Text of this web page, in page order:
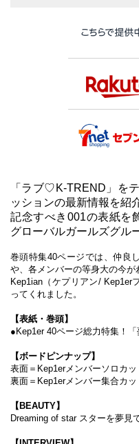
「ラブ♡K-TREND」を
ッションの最新情報を紹
記念すべき001の表紙を
グローバルガールズグル
巻頭特集40ページでは、仲良
や、各メンバーの等身大の今が
Kep1ian（ケプリアン/ Kep1er
ってくれました。
【表紙・巻頭】
●Kep1er 40ページ総力特集！「
【ボードピンナップ】
表面＝Kep1erメンバーソロカッ
裏面＝Kep1erメンバー集合カッ
【BEAUTY】
Dreaming of star スターを夢見